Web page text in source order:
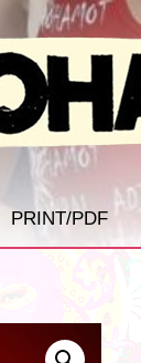
PRINT/PDF